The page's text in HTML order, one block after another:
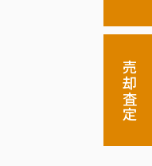
売却査定